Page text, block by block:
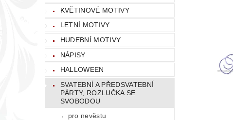
KVĚTINOVÉ MOTIVY
LETNÍ MOTIVY
HUDEBNÍ MOTIVY
NÁPISY
HALLOWEEN
SVATEBNÍ A PŘEDSVATEBNÍ
PÁRTY, ROZLUČKA SE
SVOBODOU
pro nevěstu